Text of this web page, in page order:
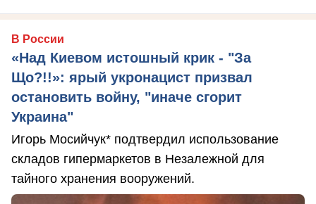
В России
«Над Киевом истошный крик - "За
Що?!!»: ярый укронацист призвал
остановить войну, "иначе сгорит
Украина"
Игорь Мосийчук* подтвердил использование
складов гипермаркетов в Незалежной для
тайного хранения вооружений.